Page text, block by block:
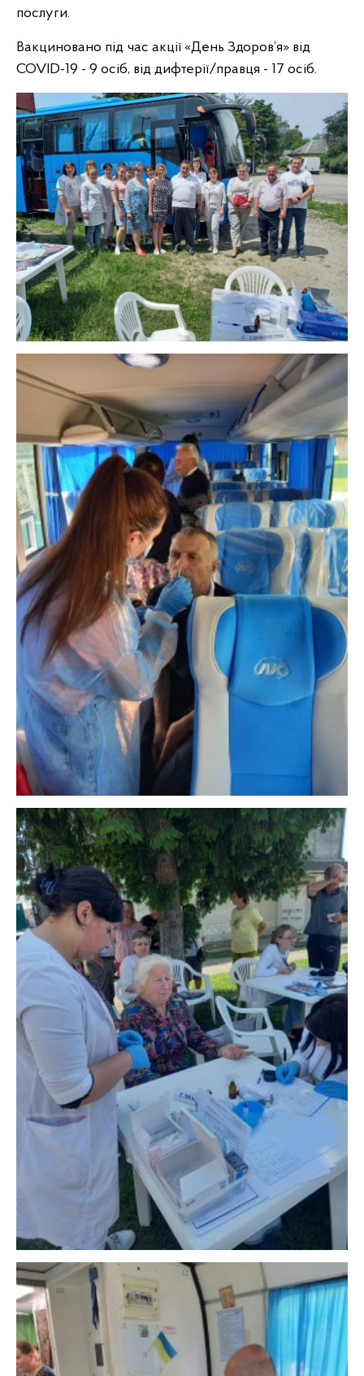
послуги.
Вакциновано під час акції «День Здоров’я» від
COVID-19 - 9 осіб, від дифтерії/правця - 17 осіб.